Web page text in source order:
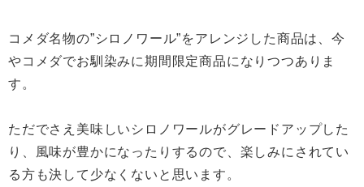
コメダ名物の”シロノワール”をアレンジした商品は、今
やコメダでお馴染みに期間限定商品になりつつありま
す。
ただでさえ美味しいシロノワールがグレードアップした
り、風味が豊かになったりするので、楽しみにされてい
る方も決して少なくないと思います。